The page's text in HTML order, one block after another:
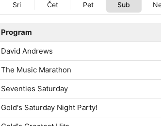
Sri Čet Pet Sub
Program
David Andrews
The Music Marathon
Seventies Saturday
Gold's Saturday Night Party!